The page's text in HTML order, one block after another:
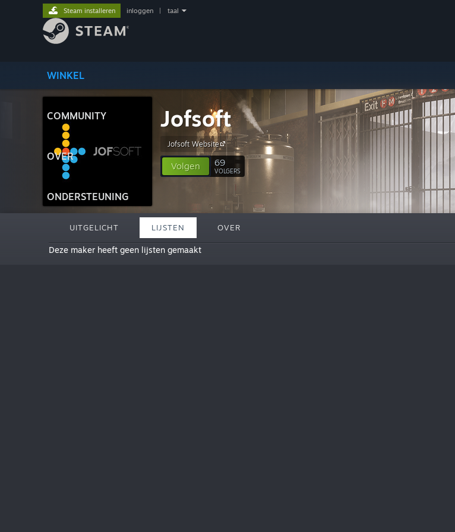
WINKEL
COMMUNITY
OVER
ONDERSTEUNING
Steam installeren inloggen taal
Jofsoft
Jofsoft Website
Volgen 69
VOLGERS
UITGELICHT LIJSTEN OVER
Deze maker heeft geen lijsten gemaakt